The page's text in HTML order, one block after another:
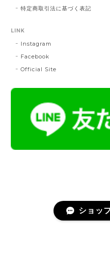
2024/11/30
帯締 二分紐
NN：鼡
ださり、対応の早さにも感
がとうございました。
特定商取引法に基づく表記
LINK
Instagram
Facebook
Official Site
ショッ